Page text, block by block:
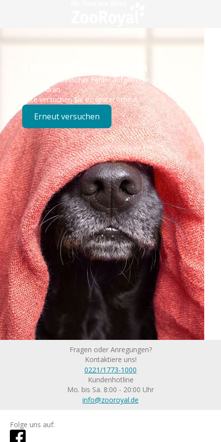
Technisches Problem
Es ist ein technischer Fehler aufgetreten – wir sind
bereits dran.
Bitte versuchen Sie es später erneut.
Erneut versuchen
Fragen oder Anregungen?
Kontaktiere uns!
0221/1773-1000
Kundenhotline
Mo. bis Sa. 8:00 - 20:00 Uhr
info@zooroyal.de
Folge uns auf: